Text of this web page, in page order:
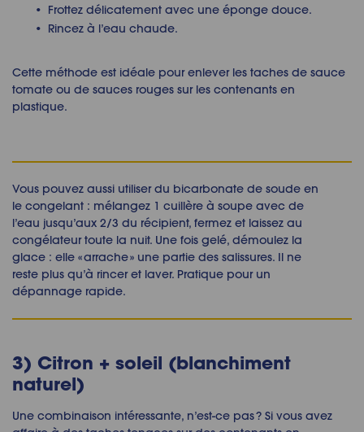
Frottez délicatement avec une éponge douce.
Rincez à l’eau chaude.
Cette méthode est idéale pour enlever les taches de sauce
tomate ou de sauces rouges sur les contenants en
plastique.
Vous pouvez aussi utiliser du bicarbonate de soude en
le congelant : mélangez 1 cuillère à soupe avec de
l’eau jusqu’aux 2/3 du récipient, fermez et laissez au
congélateur toute la nuit. Une fois gelé, démoulez la
glace : elle « arrache » une partie des salissures. Il ne
reste plus qu’à rincer et laver. Pratique pour un
dépannage rapide.
3) Citron + soleil (blanchiment
naturel)
Une combinaison intéressante, n’est-ce pas ? Si vous avez